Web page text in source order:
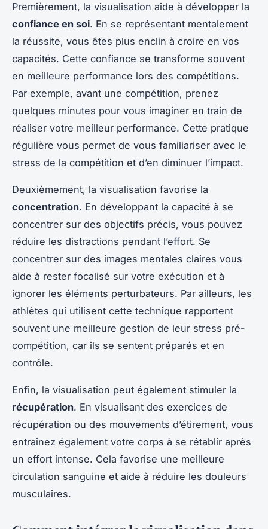
Premièrement, la visualisation aide à développer la
confiance en soi. En se représentant mentalement
la réussite, vous êtes plus enclin à croire en vos
capacités. Cette confiance se transforme souvent
en meilleure performance lors des compétitions.
Par exemple, avant une compétition, prenez
quelques minutes pour vous imaginer en train de
réaliser votre meilleur performance. Cette pratique
régulière vous permet de vous familiariser avec le
stress de la compétition et d’en diminuer l’impact.
Deuxièmement, la visualisation favorise la
concentration. En développant la capacité à se
concentrer sur des objectifs précis, vous pouvez
réduire les distractions pendant l’effort. Se
concentrer sur des images mentales claires vous
aide à rester focalisé sur votre exécution et à
ignorer les éléments perturbateurs. Par ailleurs, les
athlètes qui utilisent cette technique rapportent
souvent une meilleure gestion de leur stress pré-
compétition, car ils se sentent préparés et en
contrôle.
Enfin, la visualisation peut également stimuler la
récupération. En visualisant des exercices de
récupération ou des mouvements d’étirement, vous
entraînez également votre corps à se rétablir après
un effort intense. Cela favorise une meilleure
circulation sanguine et aide à réduire les douleurs
musculaires.